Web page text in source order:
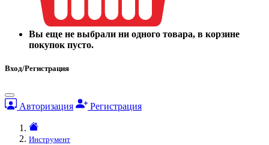
Вы еще не выбрали ни одного товара, в корзине
покупок пусто.
Вход/Регистрация
Авторизация Регистрация
Инструмент